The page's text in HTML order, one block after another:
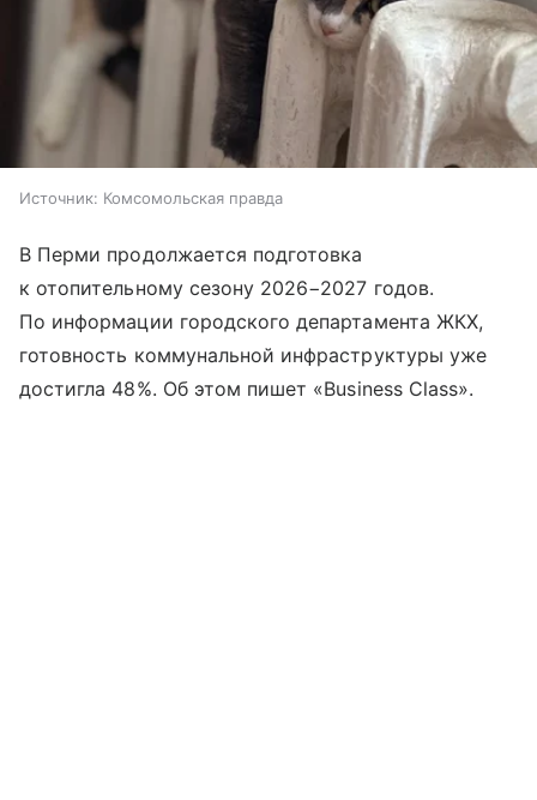
Источник: Комсомольская правда
В Перми продолжается подготовка
к отопительному сезону 2026−2027 годов.
По информации городского департамента ЖКХ,
готовность коммунальной инфраструктуры уже
достигла 48%. Об этом пишет «Business Class».